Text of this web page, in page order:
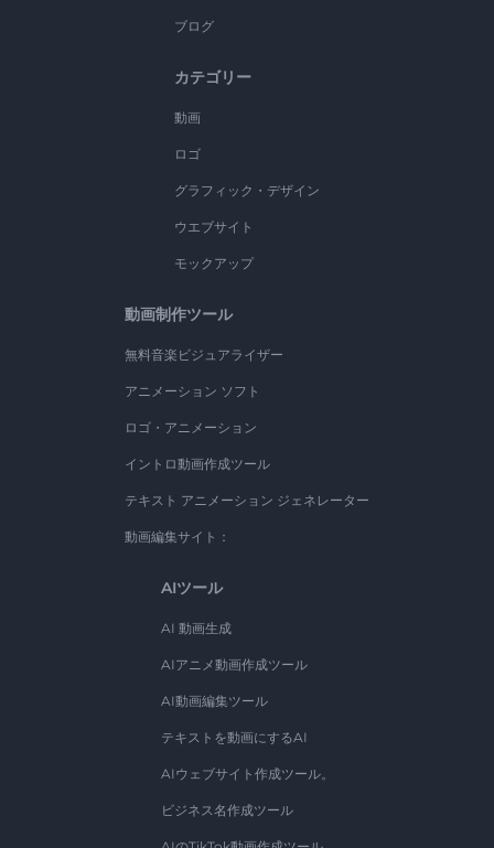
ブログ
カテゴリー
動画
ロゴ
グラフィック・デザイン
ウエブサイト
モックアップ
動画制作ツール
無料音楽ビジュアライザー
アニメーション ソフト
ロゴ・アニメーション
イントロ動画作成ツール
テキスト アニメーション ジェネレーター
動画編集サイト：
AIツール
AI 動画生成
AIアニメ動画作成ツール
AI動画編集ツール
テキストを動画にするAI
AIウェブサイト作成ツール。
ビジネス名作成ツール